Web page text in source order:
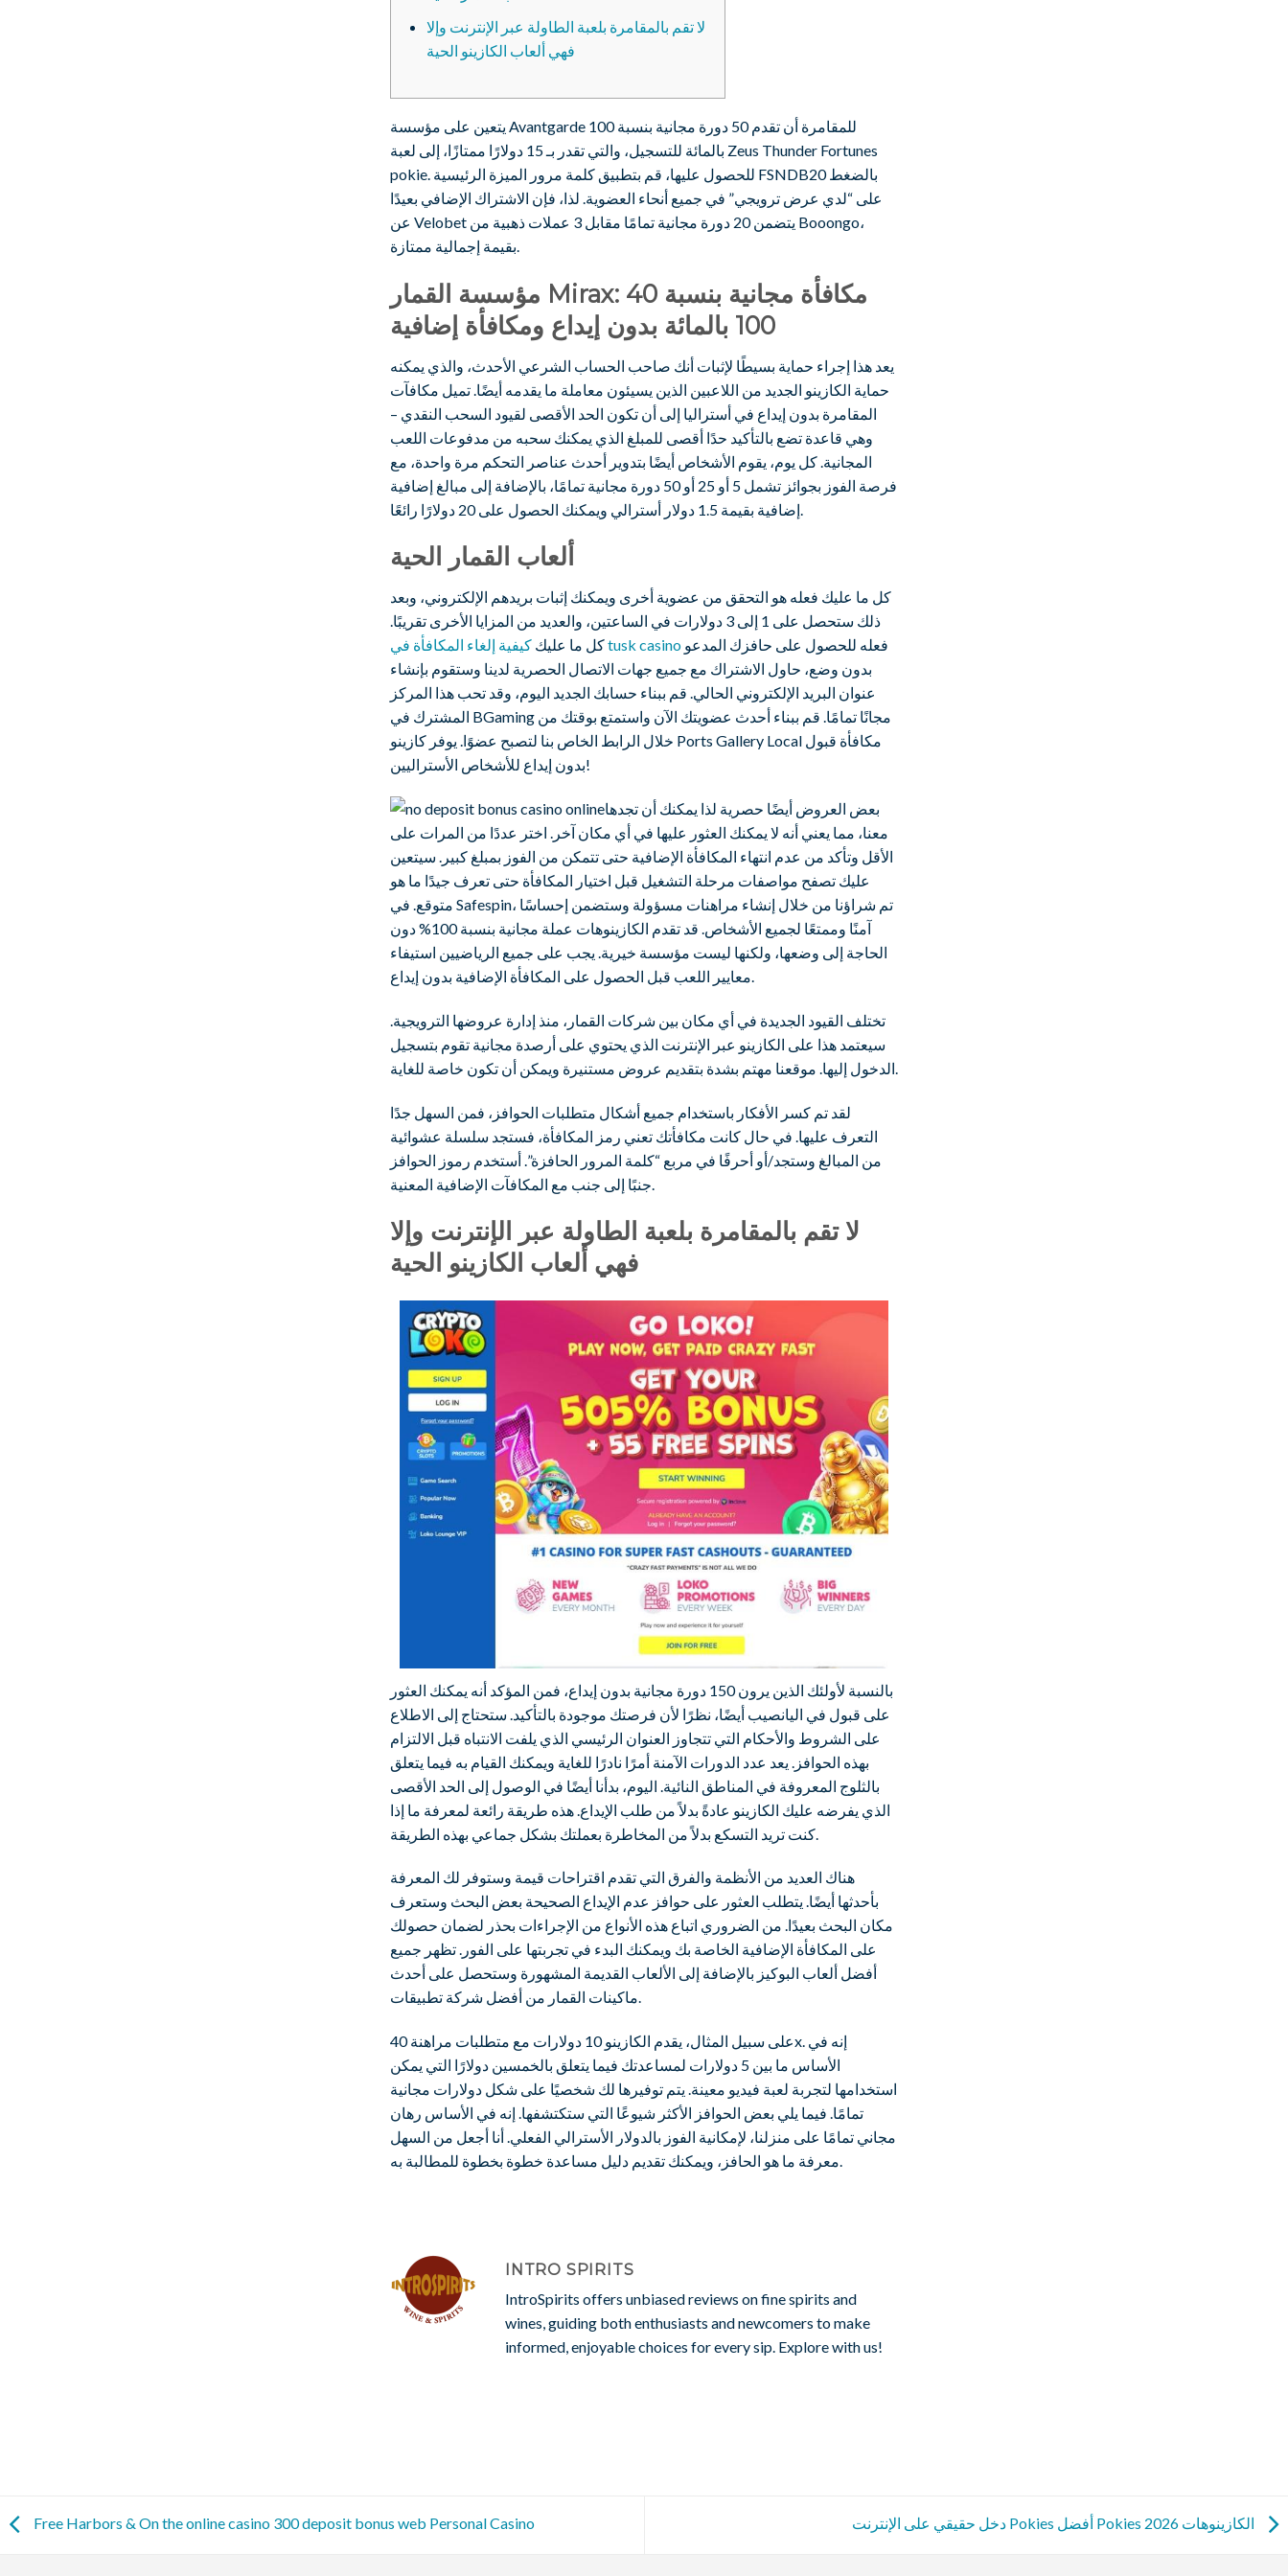
لا تقم بالمقامرة بلعبة الطاولة عبر الإنترنت وإلا
فهي ألعاب الكازينو الحية
يتعين على مؤسسة Avantgarde للمقامرة أن تقدم 50 دورة مجانية بنسبة 100
بالمائة للتسجيل، والتي تقدر بـ 15 دولارًا ممتازًا، إلى لعبة Zeus Thunder Fortunes
pokie. للحصول عليها، قم بتطبيق كلمة مرور الميزة الرئيسية FSNDB20 بالضغط
على “لدي عرض ترويجي” في جميع أنحاء العضوية. لذا، فإن الاشتراك الإضافي بعيدًا
عن Velobet يتضمن 20 دورة مجانية تمامًا مقابل 3 عملات ذهبية من Booongo،
بقيمة إجمالية ممتازة.
مؤسسة القمار Mirax: 40 مكافأة مجانية بنسبة
100 بالمائة بدون إيداع ومكافأة إضافية
يعد هذا إجراء حماية بسيطًا لإثبات أنك صاحب الحساب الشرعي الأحدث، والذي يمكنه
حماية الكازينو الجديد من اللاعبين الذين يسيئون معاملة ما يقدمه أيضًا. تميل مكافآت
المقامرة بدون إيداع في أستراليا إلى أن تكون الحد الأقصى لقيود السحب النقدي –
وهي قاعدة تضع بالتأكيد حدًا أقصى للمبلغ الذي يمكنك سحبه من مدفوعات اللعب
المجانية. كل يوم، يقوم الأشخاص أيضًا بتدوير أحدث عناصر التحكم مرة واحدة، مع
فرصة الفوز بجوائز تشمل 5 أو 25 أو 50 دورة مجانية تمامًا، بالإضافة إلى مبالغ إضافية
ألعاب القمار الحية
كل ما عليك فعله هو التحقق من عضوية أخرى ويمكنك إثبات بريدهم الإلكتروني، وبعد
ذلك ستحصل على 1 إلى 3 دولارات في الساعتين، والعديد من المزايا الأخرى تقريبًا.
كل ما عليككيفية إلغاء المكافأة في tusk casino
بدون وضع، حاول الاشتراك مع جميع جهات الاتصال الحصرية لدينا وستقوم بإنشاء
عنوان البريد الإلكتروني الحالي. قم ببناء حسابك الجديد اليوم، وقد تحب هذا المركز
المشترك في BGaming مجانًا تمامًا. قم ببناء أحدث عضويتك الآن واستمتع بوقتك من
خلال الرابط الخاص بنا لتصبح عضوًا. يوفر كازينو Ports Gallery Local مكافأة قبول
بدون إيداع للأشخاص الأستراليين!
بعض العروض أيضًا حصرية لذا يمكنك أن تجدها
معنا، مما يعني أنه لا يمكنك العثور عليها في أي مكان آخر. اختر عددًا من المرات على
الأقل وتأكد من عدم انتهاء المكافأة الإضافية حتى تتمكن من الفوز بمبلغ كبير. سيتعين
عليك تصفح مواصفات مرحلة التشغيل قبل اختيار المكافأة حتى تعرف جيدًا ما هو
متوقع. في Safespin، تم شراؤنا من خلال إنشاء مراهنات مسؤولة وستضمن إحساسًا
آمنًا وممتعًا لجميع الأشخاص. قد تقدم الكازينوهات عملة مجانية بنسبة 100% دون
الحاجة إلى وضعها، ولكنها ليست مؤسسة خيرية. يجب على جميع الرياضيين استيفاء
معايير اللعب قبل الحصول على المكافأة الإضافية بدون إيداع.
تختلف القيود الجديدة في أي مكان بين شركات القمار، منذ إدارة عروضها الترويجية.
سيعتمد هذا على الكازينو عبر الإنترنت الذي يحتوي على أرصدة مجانية تقوم بتسجيل
لقد تم كسر الأفكار باستخدام جميع أشكال متطلبات الحوافز، فمن السهل جدًا
التعرف عليها. في حال كانت مكافأتك تعني رمز المكافأة، فستجد سلسلة عشوائية
من المبالغ وستجد/أو أحرفًا في مربع “كلمة المرور الحافزة”. أستخدم رموز الحوافز
لا تقم بالمقامرة بلعبة الطاولة عبر الإنترنت وإلا
فهي ألعاب الكازينو الحية
بالنسبة لأولئك الذين يرون 150 دورة مجانية بدون إيداع، فمن المؤكد أنه يمكنك العثور
على قبول في اليانصيب أيضًا، نظرًا لأن فرصتك موجودة بالتأكيد. ستحتاج إلى الاطلاع
على الشروط والأحكام التي تتجاوز العنوان الرئيسي الذي يلفت الانتباه قبل الالتزام
بهذه الحوافز. يعد عدد الدورات الآمنة أمرًا نادرًا للغاية ويمكنك القيام به فيما يتعلق
بالثلوج المعروفة في المناطق النائية. اليوم، بدأنا أيضًا في الوصول إلى الحد الأقصى
الذي يفرضه عليك الكازينو عادةً بدلاً من طلب الإيداع. هذه طريقة رائعة لمعرفة ما إذا
هناك العديد من الأنظمة والفرق التي تقدم اقتراحات قيمة وستوفر لك المعرفة
بأحدثها أيضًا. يتطلب العثور على حوافز عدم الإيداع الصحيحة بعض البحث وستعرف
مكان البحث بعيدًا. من الضروري اتباع هذه الأنواع من الإجراءات بحذر لضمان حصولك
على المكافأة الإضافية الخاصة بك ويمكنك البدء في تجربتها على الفور. تظهر جميع
أفضل ألعاب البوكيز بالإضافة إلى الألعاب القديمة المشهورة وستحصل على أحدث
ماكينات القمار من أفضل شركة تطبيقات.
على سبيل المثال، يقدم الكازينو 10 دولارات مع متطلبات مراهنة 40x. إنه في
الأساس ما بين 5 دولارات لمساعدتك فيما يتعلق بالخمسين دولارًا التي يمكن
استخدامها لتجربة لعبة فيديو معينة. يتم توفيرها لك شخصيًا على شكل دولارات مجانية
تمامًا. فيما يلي بعض الحوافز الأكثر شيوعًا التي ستكتشفها. إنه في الأساس رهان
مجاني تمامًا على منزلنا، لإمكانية الفوز بالدولار الأسترالي الفعلي. أنا أجعل من السهل
معرفة ما هو الحافز، ويمكنك تقديم دليل مساعدة خطوة بخطوة للمطالبة به.
INTRO SPIRITS
IntroSpirits offers unbiased reviews on fine spirits and
wines, guiding both enthusiasts and newcomers to make
informed, enjoyable choices for every sip. Explore with us!
Free Harbors & On the online casino 300 deposit bonus web Personal Casino